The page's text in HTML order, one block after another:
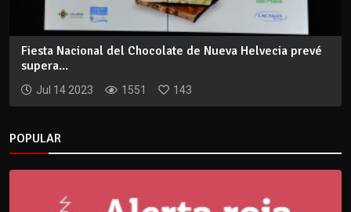
Fiesta Nacional del Chocolate de Nueva Helvecia prevé
supera...
Jul 14 2023 1551 143
POPULAR